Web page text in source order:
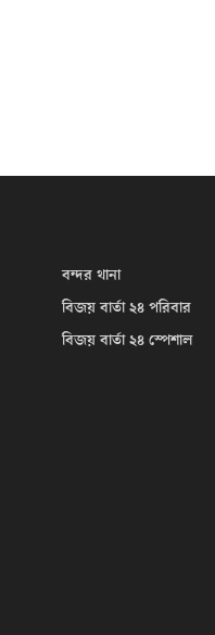
বন্দর থানা
বিজয় বার্তা ২৪ পরিবার
বিজয় বার্তা ২৪ স্পেশাল